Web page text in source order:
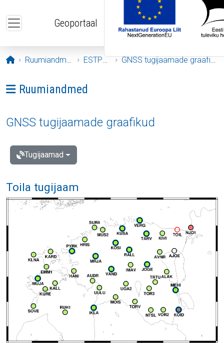
Geoportaal
Avaleht
Ruumiandmed ESTPOS GNSS tugijaamade graafikud
Ava menüü: Ruumiandmed
Ruumiandmed
GNSS tugijaamade graafikud
Tugijaamad
Toila tugijaam